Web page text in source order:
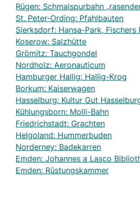
Rügen: Schmalspurbahn
St. Peter-Ording: Pfahlbauten
Sierksdorf: Hansa-Park, Fischers
Koserow: Salzhütte
Grömitz: Tauchgondel
Nordholz: Aeronauticum
Hamburger Hallig: Hallig-Krog
Borkum: Kaiserwagen
Hasselburg: Kultur Gut
Kühlungsborn: Molli-Bahn
Friedrichstadt: Grachten
Helgoland: Hummerbuden
Norderney: Badekarren
Emden: Johannes a Lasco
Emden: Rüstungskammer